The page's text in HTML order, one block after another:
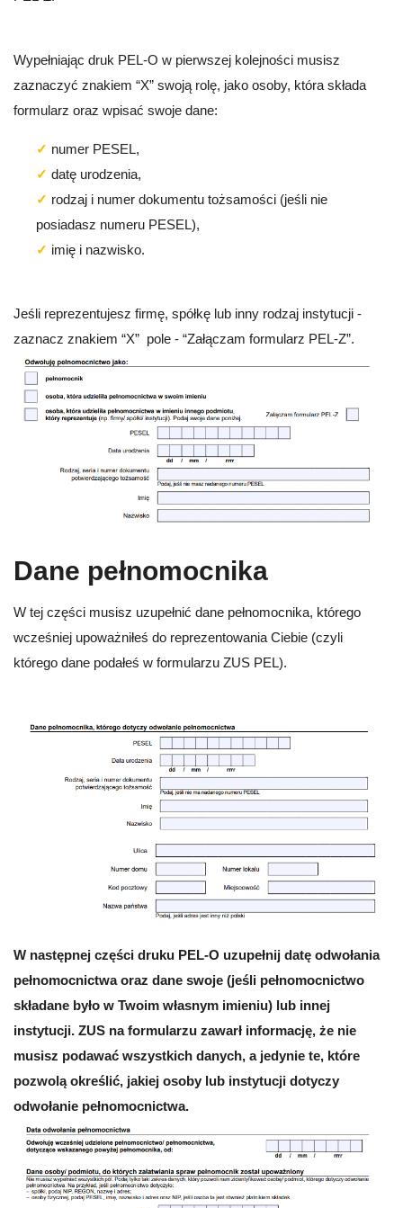
Wypełniając druk PEL-O w pierwszej kolejności musisz
zaznaczyć znakiem “X” swoją rolę, jako osoby, która składa
formularz oraz wpisać swoje dane:
numer PESEL,
datę urodzenia,
rodzaj i numer dokumentu tożsamości (jeśli nie
posiadasz numeru PESEL),
imię i nazwisko.
Jeśli reprezentujesz firmę, spółkę lub inny rodzaj instytucji -
zaznacz znakiem “X” pole - “Załączam formularz PEL-Z”.
Dane pełnomocnika
W tej części musisz uzupełnić dane pełnomocnika, którego
wcześniej upoważniłeś do reprezentowania Ciebie (czyli
którego dane podałeś w formularzu ZUS PEL).
W następnej części druku PEL-O uzupełnij datę odwołania
pełnomocnictwa oraz dane swoje (jeśli pełnomocnictwo
składane było w Twoim własnym imieniu) lub innej
instytucji. ZUS na formularzu zawarł informację, że nie
musisz podawać wszystkich danych, a jedynie te, które
pozwolą określić, jakiej osoby lub instytucji dotyczy
odwołanie pełnomocnictwa.